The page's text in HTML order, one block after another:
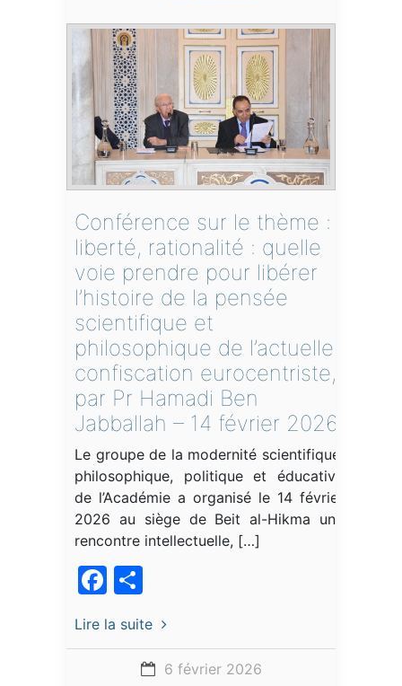
Conférence sur le thème :
liberté, rationalité : quelle
voie prendre pour libérer
l’histoire de la pensée
scientifique et
philosophique de l’actuelle
confiscation eurocentriste,
par Pr Hamadi Ben
Jabballah – 14 février 2026
Le groupe de la modernité scientifique,
philosophique, politique et éducative
de l’Académie a organisé le 14 février
2026 au siège de Beit al-Hikma une
rencontre intellectuelle, […]
Facebook
Lire la suite
6 février 2026